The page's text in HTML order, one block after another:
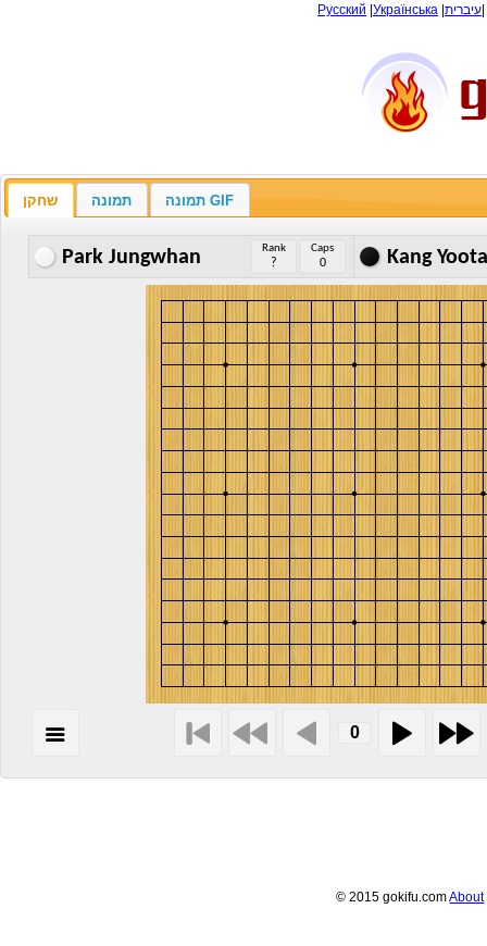
Русский Українська עיברית
שחקן תמונה תמונה GIF
Park Jungwhan Rank
?
Caps
0 Kang
© 2015 gokifu.comAbout